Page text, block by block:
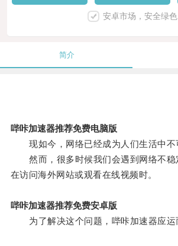
安卓市场，安全绿色
简介
哔咔加速器推荐免费电脑版
现如今，网络已经成为人们生活中不
然而，很多时候我们会遇到网络不稳
在访问海外网站或观看在线视频时。
哔咔加速器推荐免费安卓版
为了解决这个问题，哔咔加速器应运